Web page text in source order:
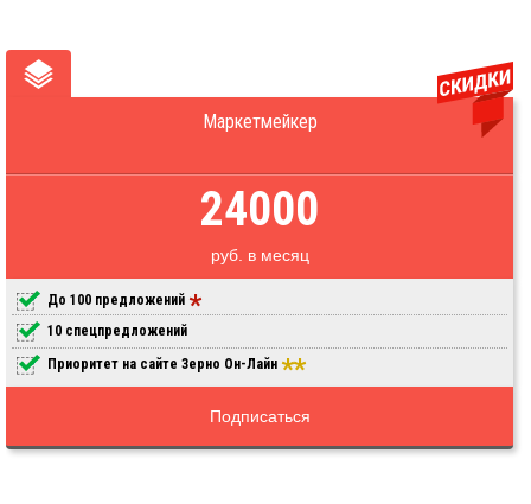
Маркетмейкер
24000
руб. в месяц
До 100 предложений
10 спецпредложений
Приоритет на сайте Зерно Он-Лайн
Подписаться